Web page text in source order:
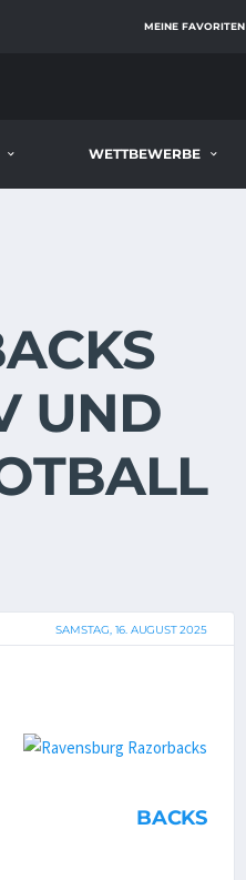
MEINE FAVORITEN
WETTBEWERBE
UND
SAMSTAG, 16. AUGUST 2025
BACKS